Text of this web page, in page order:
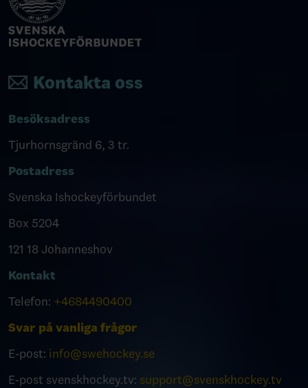
Kontakta oss
Besöksadress
Tjurhornsgränd 6, 3 tr.
Postadress
Svenska Ishockeyförbundet
Box 5204
121 18 Johanneshov
Kontakt
Telefon: +4684490400
Svar på vanliga frågor
E-post: info@swehockey.se
E-post svenskhockey.tv: support@svenskhockey.tv